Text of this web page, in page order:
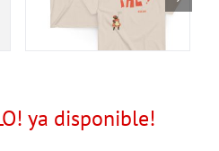
ya disponible!